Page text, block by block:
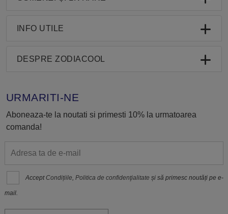
INFO UTILE
DESPRE ZODIACOOL
URMARITI-NE
Aboneaza-te la noutati si primesti 10% la urmatoarea
comanda!
Accept Condițiile,Politica de confidenţialitate și să primesc noutăți pe e-
mail.